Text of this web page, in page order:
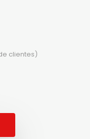
clientes)